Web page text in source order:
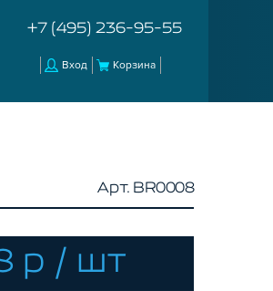
+7 (495) 236-95-55
Вход Корзина
Арт. BR0008
р / шт